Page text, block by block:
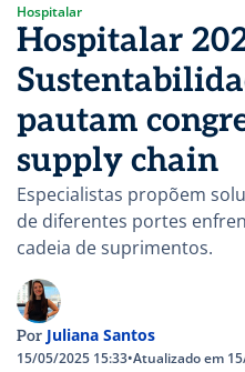
Hospitalar
Hospitalar
pautam
supply chain
Especialistas propõem
de diferentes portes
cadeia de suprimentos.
Por Juliana Santos
15/05/2025 15:33•Atualizado em